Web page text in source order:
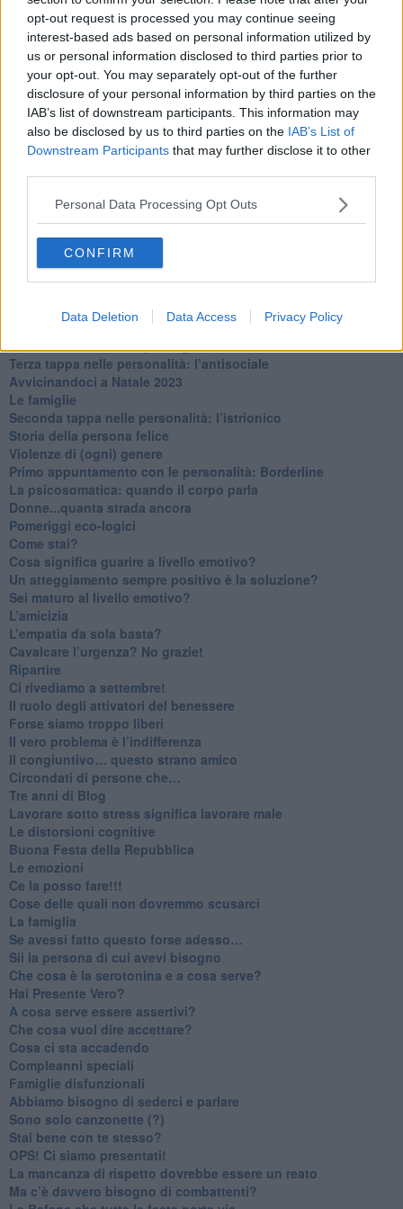
opt-out request is processed you may continue seeing
interest-based ads based on personal information utilized by
us or personal information disclosed to third parties prior to
your opt-out. You may separately opt-out of the further
disclosure of your personal information by third parties on the
IAB’s list of downstream participants. This information may
also be disclosed by us to third parties on the IAB’s List of
Downstream Participants that may further disclose it to other
Personal Data Processing Opt Outs
CONFIRM
Data Deletion Data Access Privacy Policy
La maternità
​L’uomo o l’orso?
Non hanno un amico a teatro​
​Tutta una questione di rispetto
​Cose che ci esauriscono
​Vespa che passione!
​Lasciate ai vostri figli il diritto di piangere
​Parole d’amore regalate al vento
​Saper pazientare
​Giornata del Fiocchetto Lilla
​Venerdì emozionalmente sostenibile
Ma ti ascolti?
Contornati di persone che…
Non dare niente per scontato
Quarta tappa nelle personalità: il narcisista
​Nuovi arrivi!
​Terza tappa nelle personalità: l’antisociale
​Avvicinandoci a Natale 2023
Le famiglie
Seconda tappa nelle personalità: l’istrionico
​Storia della persona felice
Violenze di (ogni) genere
​Primo appuntamento con le personalità: Borderline
La psicosomatica: quando il corpo parla
Donne...quanta strada ancora
​Pomeriggi eco-logici
​Come stai?
Cosa significa guarire a livello emotivo?
​Un atteggiamento sempre positivo è la soluzione?
​Sei maturo al livello emotivo?
​L’amicizia
​L’empatia da sola basta?
​Cavalcare l’urgenza? No grazie!
Ripartire
​Ci rivediamo a settembre!
​Il ruolo degli attivatori del benessere
​Forse siamo troppo liberi
​Il vero problema è l’indifferenza
​Il congiuntivo… questo strano amico
​Circondati di persone che…
​Tre anni di Blog
​Lavorare sotto stress significa lavorare male
​Le distorsioni cognitive
​Buona Festa della Repubblica
Le emozioni
​Ce la posso fare!!!
​Cose delle quali non dovremmo scusarci
​La famiglia
​Se avessi fatto questo forse adesso…
​Sii la persona di cui avevi bisogno
Che cosa è la serotonina e a cosa serve?
​Hai Presente Vero?
A cosa serve essere assertivi?
​Che cosa vuol dire accettare?
​Cosa ci sta accadendo
​Compleanni speciali
​Famiglie disfunzionali
​Abbiamo bisogno di sederci e parlare
Sono solo canzonette (?)
​Stai bene con te stesso?
​OPS! Ci siamo presentati!
​La mancanza di rispetto dovrebbe essere un reato
​Ma c’è davvero bisogno di combattenti?